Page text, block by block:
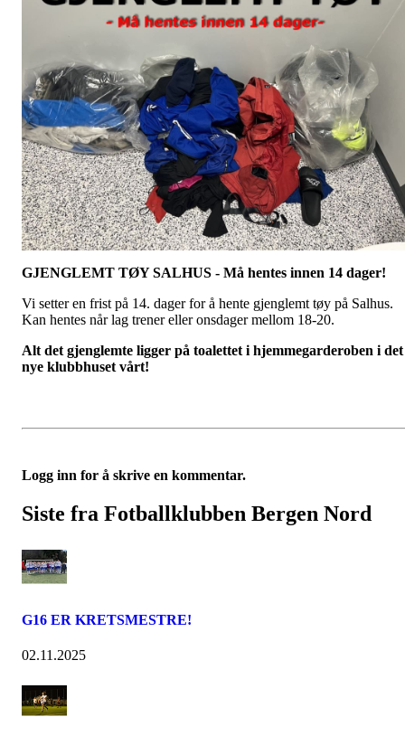
GJENGLEMT TØY SALHUS - Må hentes innen 14 dager!
Vi setter en frist på 14. dager for å hente gjenglemt tøy på Salhus.
Kan hentes når lag trener eller onsdager mellom 18-20.
Alt det gjenglemte ligger på toalettet i hjemmegarderoben i det
nye klubbhuset vårt!
Logg inn for å skrive en kommentar.
Siste fra Fotballklubben Bergen Nord
G16 ER KRETSMESTRE!
02.11.2025